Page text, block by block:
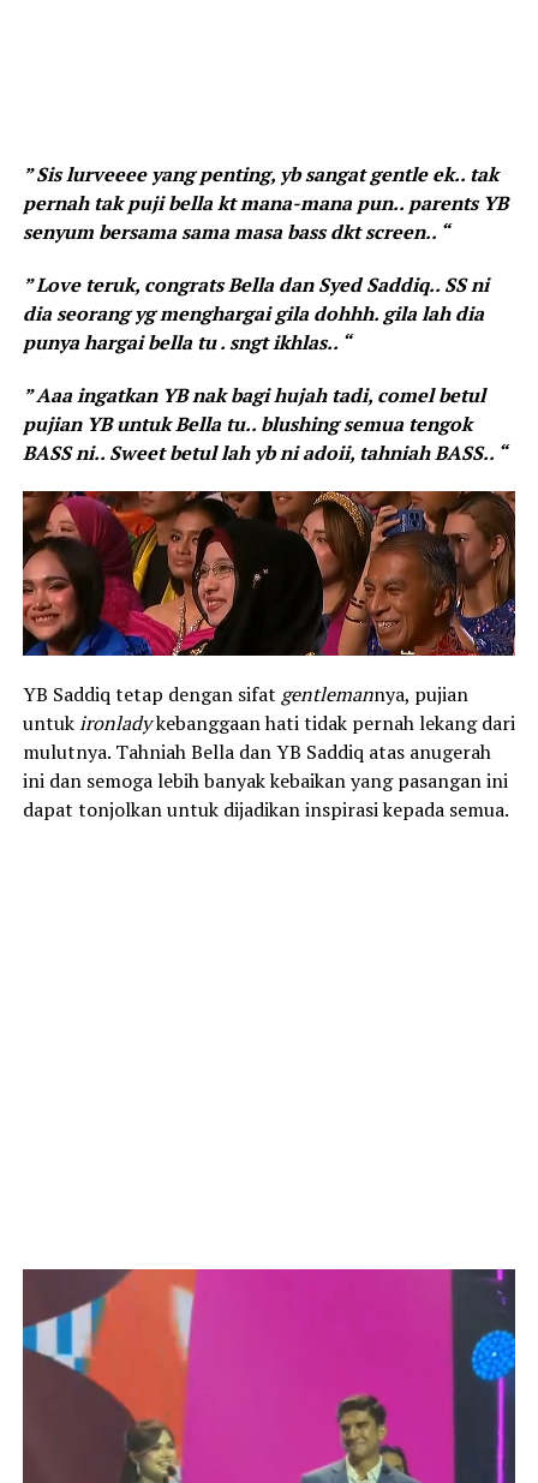
” Sis lurveeee yang penting, yb sangat gentle ek.. tak
pernah tak puji bella kt mana-mana pun.. parents YB
senyum bersama sama masa bass dkt screen.. “
” Love teruk, congrats Bella dan Syed Saddiq.. SS ni
dia seorang yg menghargai gila dohhh. gila lah dia
punya hargai bella tu . sngt ikhlas.. “
” Aaa ingatkan YB nak bagi hujah tadi, comel betul
pujian YB untuk Bella tu.. blushing semua tengok
BASS ni.. Sweet betul lah yb ni adoii, tahniah BASS.. “
YB Saddiq tetap dengan sifat gentlemannya, pujian
untukironladykebanggaan hati tidak pernah lekang dari
mulutnya. Tahniah Bella dan YB Saddiq atas anugerah
ini dan semoga lebih banyak kebaikan yang pasangan ini
dapat tonjolkan untuk dijadikan inspirasi kepada semua.